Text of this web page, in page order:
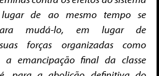
lugar de ao mesmo tempo se
mudá-lo, em lugar de
forças organizadas como
a emancipação final da classe